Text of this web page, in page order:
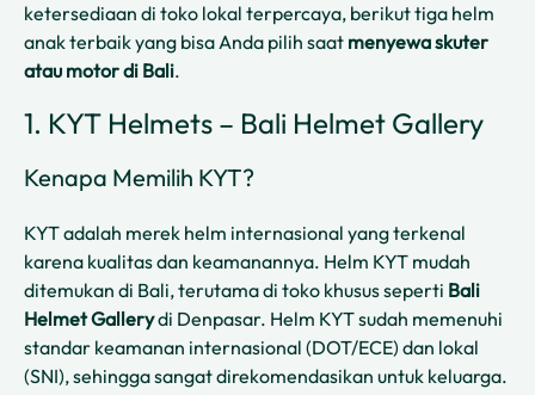
ketersediaan di toko lokal terpercaya, berikut tiga helm
anak terbaik yang bisa Anda pilih saat menyewa skuter
atau motor di Bali.
1. KYT Helmets – Bali Helmet Gallery
Kenapa Memilih KYT?
KYT adalah merek helm internasional yang terkenal
karena kualitas dan keamanannya. Helm KYT mudah
ditemukan di Bali, terutama di toko khusus seperti Bali
Helmet Gallerydi Denpasar. Helm KYT sudah memenuhi
standar keamanan internasional (DOT/ECE) dan lokal
(SNI), sehingga sangat direkomendasikan untuk keluarga.